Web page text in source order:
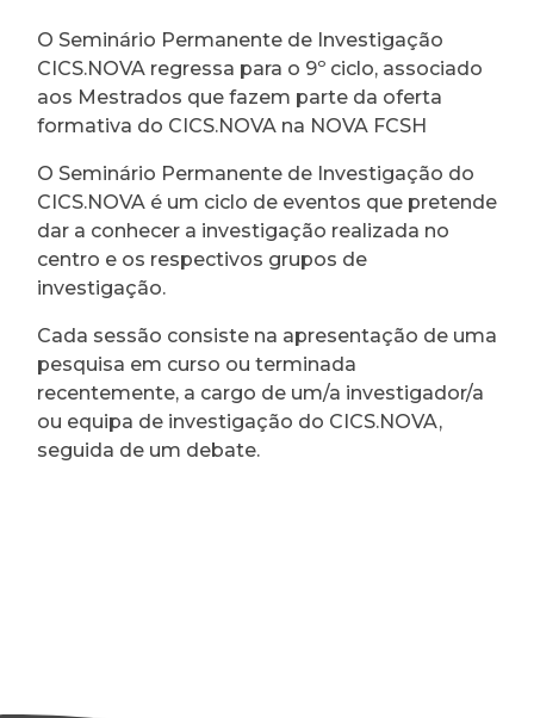
O Seminário Permanente de Investigação
CICS.NOVA regressa para o 9º ciclo, associado
aos Mestrados que fazem parte da oferta
formativa do CICS.NOVA na NOVA FCSH
O Seminário Permanente de Investigação do
CICS.NOVA é um ciclo de eventos que pretende
dar a conhecer a investigação realizada no
centro e os respectivos grupos de
investigação.
Cada sessão consiste na apresentação de uma
pesquisa em curso ou terminada
recentemente, a cargo de um/a investigador/a
ou equipa de investigação do CICS.NOVA,
seguida de um debate.